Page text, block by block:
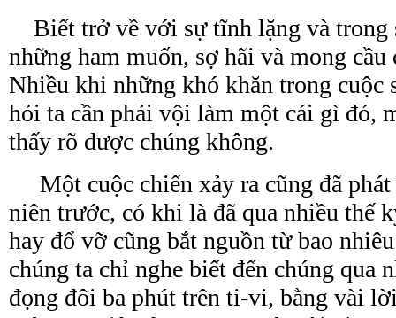
Biết trở về với sự tĩnh lặng và trong
những ham muốn, sợ hãi và mong
Nhiều khi những khó khăn trong cuộc
hỏi ta cần phải vội làm một cái gì đó,
thấy rõ được chúng không.
Một cuộc chiến xảy ra cũng đã
niên trước, có khi là đã qua nhiều thế
hay đổ vỡ cũng bắt nguồn từ bao
chúng ta chỉ nghe biết đến chúng qua
đọng đôi ba phút trên ti-vi, bằng vài